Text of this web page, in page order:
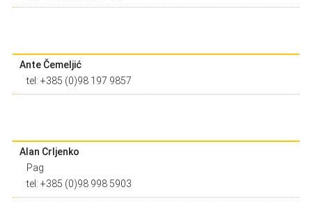
Ante Čemeljić
tel: +385 (0)98 197 9857
Alan Crljenko
Pag
tel: +385 (0)98 998 5903